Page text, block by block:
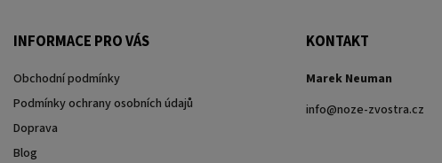
INFORMACE PRO VÁS
Obchodní podmínky
Podmínky ochrany osobních údajů
Doprava
Blog
KONTAKT
Marek Neuman
info@noze-zvostra.cz